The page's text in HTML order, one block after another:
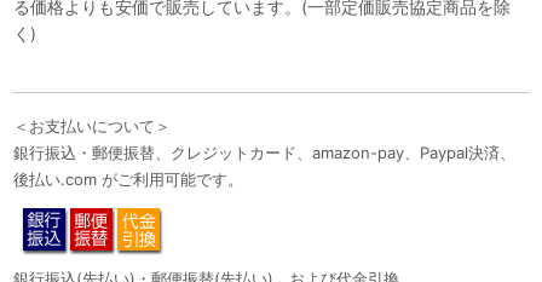
る価格よりも安価で販売しています。(一部定価販売協定商品を除
く)
＜お支払いについて＞
銀行振込・郵便振替、クレジットカード、amazon-pay、Paypal決済、
後払い.com がご利用可能です。
銀行振込(先払い)・郵便振替(先払い)、および代金引換